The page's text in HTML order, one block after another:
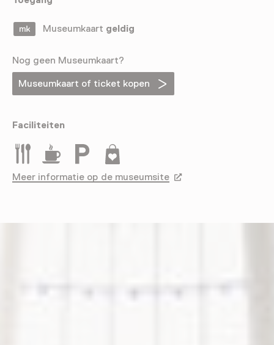
Museumkaart geldig
Nog geen Museumkaart?
Museumkaart of ticket kopen
Faciliteiten
RestaurantDrinken Parkeergelegenheid voor auto's
Museumwinkel
Meer informatie op de museumsiteOpent in een nieuw